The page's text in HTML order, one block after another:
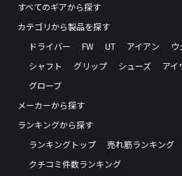
すべてのギアから探す
カテゴリから製品を探す
ドライバー
FW UT アイアン ウ
シャフト
グリップ シューズ アイ
グローブ
メーカーから探す
ランキングから探す
ランキングトップ
売れ筋ランキング
クチコミ件数ランキング